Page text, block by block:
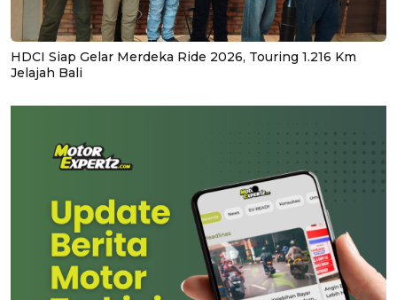
HDCI Siap Gelar Merdeka Ride 2026, Touring 1.216 Km
Jelajah Bali